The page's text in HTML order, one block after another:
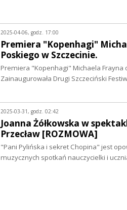
2025-04-06, godz. 17:00
Premiera "Kopenhagi"
Poskiego w Szczecinie.
Premiera "Kopenhagi" Michaela Frayna
Zainaugurowała Drugi Szczeciński
2025-03-31, godz. 02:42
Joanna Żółkowska w
Przecław [ROZMOWA]
"Pani Pylińska i sekret Chopina" jest
muzycznych spotkań nauczycielki i